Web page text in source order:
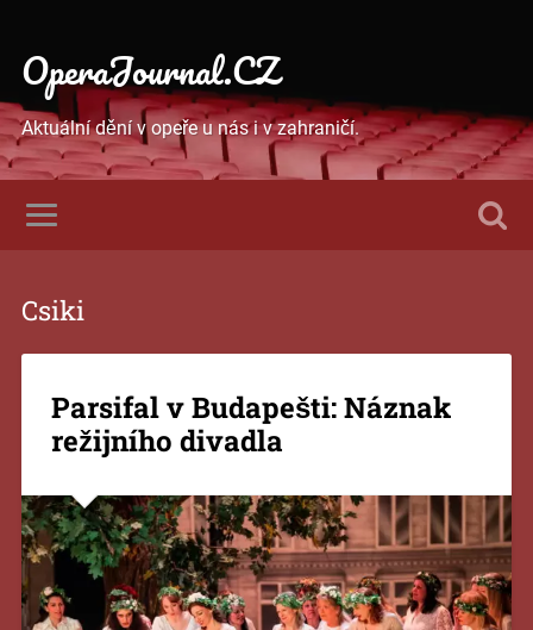
OperaJournal.CZ
Aktuální dění v opeře u nás i v zahraničí.
Csiki
Parsifal v Budapešti: Náznak
režijního divadla